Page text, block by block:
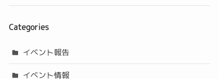
Categories
イベント報告
イベント情報